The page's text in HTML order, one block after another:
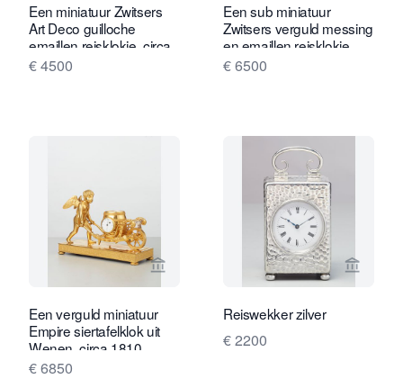
Een miniatuur Zwitsers
Art Deco guilloche
emaillen reisklokje, circa
18920
€ 4500
Een sub miniatuur
Zwitsers verguld messing
en emaillen reisklokje,
circa 1890.
€ 6500
Bekijk verkoperspagina van
Een verguld miniatuur
Empire siertafelklok uit
Wenen, circa 1810.
€ 6850
Bekijk
Reiswekker zilver
€ 2200